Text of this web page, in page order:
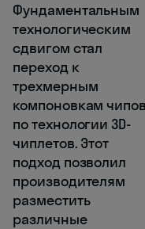
Фундаментальным
технологическим
сдвигом стал
переход к
трехмерным
компоновкам чипов
по технологии 3D-
чиплетов. Этот
подход позволил
производителям
разместить
различные